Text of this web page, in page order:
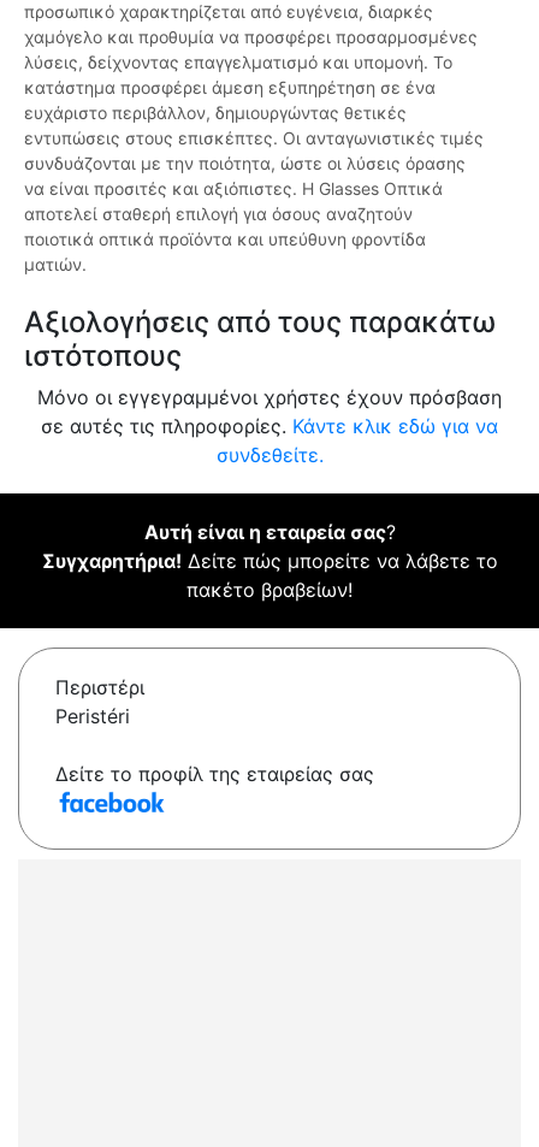
προσωπικό χαρακτηρίζεται από ευγένεια, διαρκές
χαμόγελο και προθυμία να προσφέρει προσαρμοσμένες
λύσεις, δείχνοντας επαγγελματισμό και υπομονή. Το
κατάστημα προσφέρει άμεση εξυπηρέτηση σε ένα
ευχάριστο περιβάλλον, δημιουργώντας θετικές
εντυπώσεις στους επισκέπτες. Οι ανταγωνιστικές τιμές
συνδυάζονται με την ποιότητα, ώστε οι λύσεις όρασης
να είναι προσιτές και αξιόπιστες. Η Glasses Οπτικά
αποτελεί σταθερή επιλογή για όσους αναζητούν
ποιοτικά οπτικά προϊόντα και υπεύθυνη φροντίδα
ματιών.
Αξιολογήσεις από τους παρακάτω
ιστότοπους
Μόνο οι εγγεγραμμένοι χρήστες έχουν πρόσβαση
σε αυτές τις πληροφορίες. Κάντε κλικ εδώ για να
συνδεθείτε.
Αυτή είναι η εταιρεία σας?
Συγχαρητήρια! Δείτε πώς μπορείτε να λάβετε το
πακέτο βραβείων!
Περιστέρι
Peristéri
Δείτε το προφίλ της εταιρείας σας